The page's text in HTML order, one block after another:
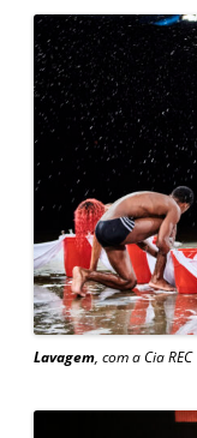
Lavagem, com aCia